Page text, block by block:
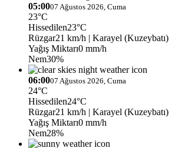
05:0007 Ağustos 2026, Cuma
23°C
Hissedilen23°C
Rüzgar21 km/h | Karayel (Kuzeybatı)
Yağış Miktarı0 mm/h
Nem30%
06:0007 Ağustos 2026, Cuma
24°C
Hissedilen24°C
Rüzgar21 km/h | Karayel (Kuzeybatı)
Yağış Miktarı0 mm/h
Nem28%